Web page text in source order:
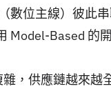
位主線）彼此
Based 的
，供應鏈越來